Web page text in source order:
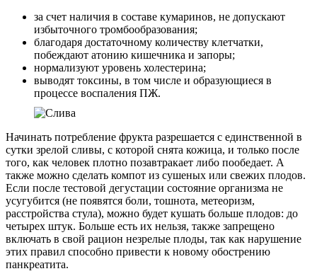
за счет наличия в составе кумаринов, не допускают
избыточного тромбообразования;
благодаря достаточному количеству клетчатки,
побеждают атонию кишечника и запоры;
нормализуют уровень холестерина;
выводят токсины, в том числе и образующиеся в
процессе воспаления ПЖ.
Начинать потребление фрукта разрешается с единственной в
сутки зрелой сливы, с которой снята кожица, и только после
того, как человек плотно позавтракает либо пообедает. А
также можно сделать компот из сушеных или свежих плодов.
Если после тестовой дегустации состояние организма не
усугубится (не появятся боли, тошнота, метеоризм,
расстройства стула), можно будет кушать больше плодов: до
четырех штук. Больше есть их нельзя, также запрещено
включать в свой рацион незрелые плоды, так как нарушение
этих правил способно привести к новому обострению
панкреатита.